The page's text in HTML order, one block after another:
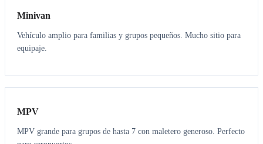
Minivan
Vehículo amplio para familias y grupos pequeños. Mucho sitio para
equipaje.
7 7
MPV
MPV grande para grupos de hasta 7 con maletero generoso. Perfecto